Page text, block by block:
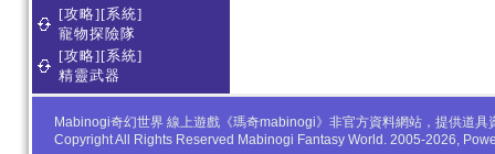
[攻略][系統]
寵物探險隊
[攻略][系統]
精靈武器
Mabinogi奇幻世界 線上遊戲《瑪奇mabinogi》非官方資料網站，提供道
Copyright All Rights Reserved Mabinogi Fantasy World. 2005-2026,